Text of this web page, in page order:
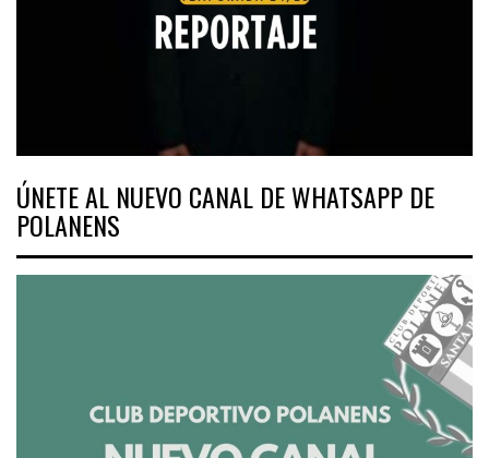
ÚNETE AL NUEVO CANAL DE WHATSAPP DE
POLANENS